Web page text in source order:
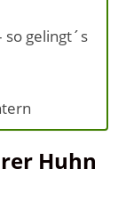
so gelingt´s
Huhn